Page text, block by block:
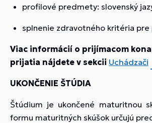
profilové predmety: slovenský
splnenie zdravotného kritéria pre
Viac informácií o prijímacom
prijatia nájdete v sekcii Uchádzači
UKONČENIE ŠTÚDIA
Štúdium je ukončené maturitnou
formu maturitných skúšok určujú